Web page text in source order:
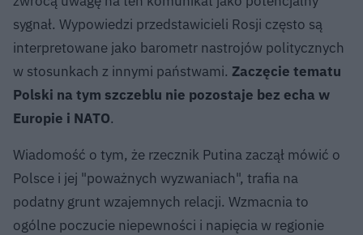
sygnał. Wypowiedzi przedstawicieli Rosji często są
interpretowane jako barometr nastrojów politycznych
w stosunkach z innymi państwami. Zaczęcie tematu
Polski na tym szczeblu nie pozostaje bez echa w
Europie i NATO.
Wiadomość o tym, że rzecznik Putina zaczął mówić o
Polsce i jej "poważnych wyzwaniach", trafia na
podatny grunt wzajemnych relacji. Wzmacnia to
ogólne poczucie niepewności i napięcia w regionie